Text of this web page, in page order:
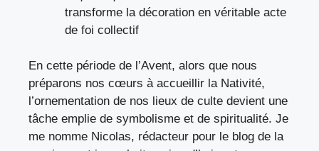
transforme la décoration en véritable acte
de foi collectif
En cette période de l’Avent, alors que nous
préparons nos cœurs à accueillir la Nativité,
l’ornementation de nos lieux de culte devient une
tâche emplie de symbolisme et de spiritualité. Je
me nomme Nicolas, rédacteur pour le blog de la